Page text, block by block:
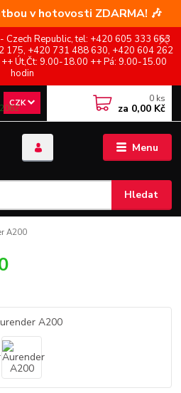
v hotovosti ZDARMA! 🎶
Czech Republic, tel: +420 605 333 663
175, +420 731 488 630, +420 604 262
Út,Čt: 9.00-18.00 ++ Pá: 9.00-15.00
hodin
Menu
CZK
Hledat
0 ks
za 0,00 Kč
A200